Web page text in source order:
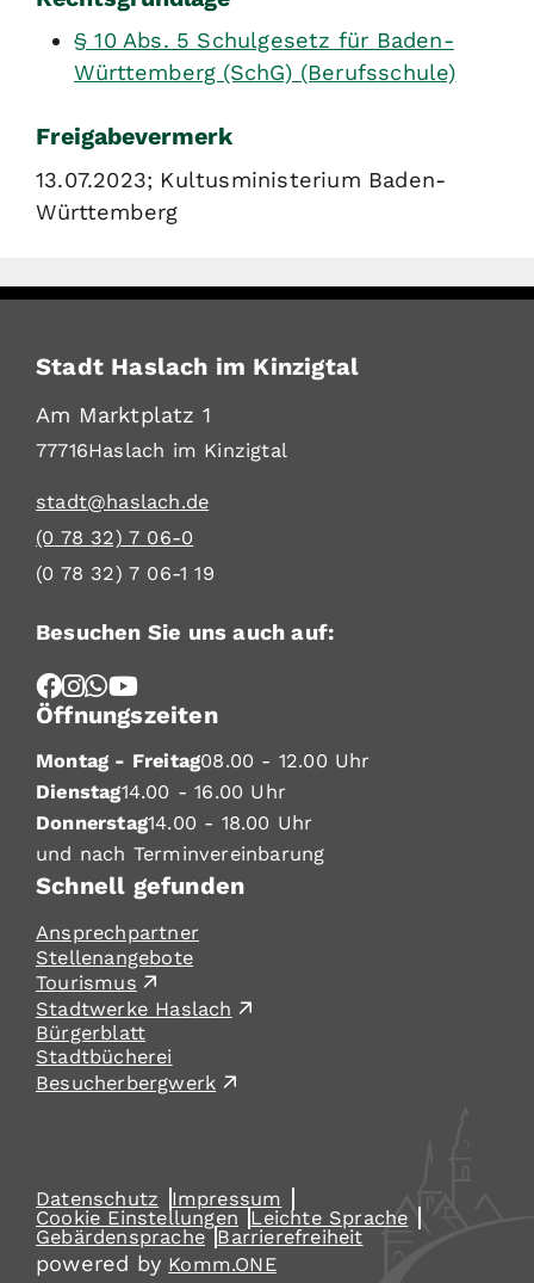
§ 10 Abs. 5 Schulgesetz für Baden-
Württemberg (SchG) (Berufsschule)
Freigabevermerk
13.07.2023; Kultusministerium Baden-
Württemberg
Stadt Haslach im Kinzigtal
Am Marktplatz 1
77716Haslach im Kinzigtal
stadt@haslach.de
(0 78 32) 7 06-0
(0 78 32) 7 06-1 19
Besuchen Sie uns auch auf:
Öffnungszeiten
Montag - Freitag08.00 - 12.00 Uhr
Dienstag14.00 - 16.00 Uhr
Donnerstag14.00 - 18.00 Uhr
und nach Terminvereinbarung
Schnell gefunden
Ansprechpartner
Stellenangebote
Tourismus
Stadtwerke Haslach
Bürgerblatt
Stadtbücherei
Besucherbergwerk
Datenschutz
Impressum
Cookie Einstellungen
Leichte Sprache
Gebärdensprache Barrierefreiheit
powered by Komm.ONE